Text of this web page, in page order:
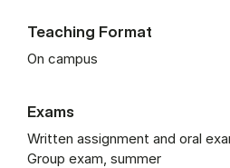
Teaching Format
On campus
Exams
Written assignment and oral
Group exam, summer